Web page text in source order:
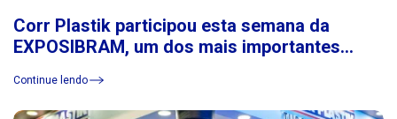
Corr Plastik participou esta semana da
EXPOSIBRAM, um dos mais importantes
Latina
Continue lendo